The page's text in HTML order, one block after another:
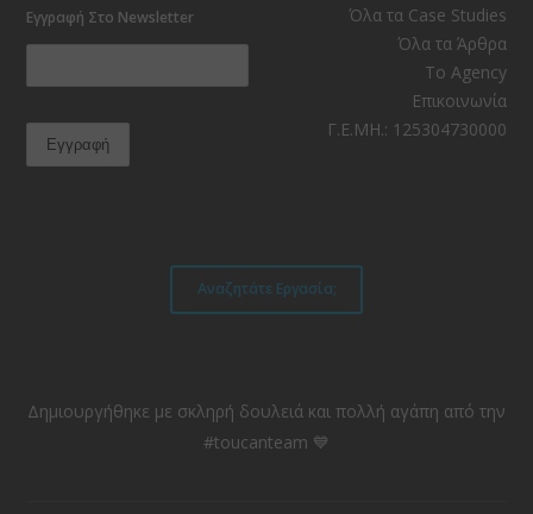
Εγγραφή Στο Newsletter
Όλα τα Case Studies
Όλα τα Άρθρα
Το Agency
Επικοινωνία
Γ.Ε.ΜΗ.: 125304730000
Αναζητάτε Εργασία;
Δημιουργήθηκε με σκληρή δουλειά και πολλή αγάπη από την
#toucanteam 💙